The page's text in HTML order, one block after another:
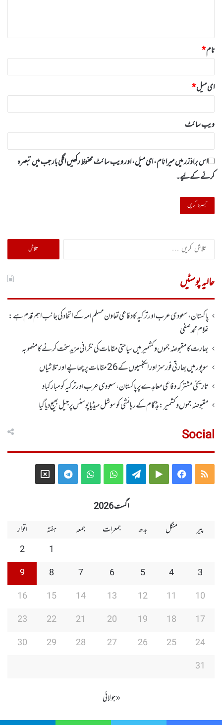
نام*
ای میل*
ویب‌ سائٹ
اس براؤزر میں میرا نام، ای میل، اور ویب سائٹ محفوظ رکھیں اگلی بار جب میں تبصرہ
کرنے کےلیے۔
تلاش
کریں
حالیہ پوسٹیں
پاکستان، سعودی عرب اور ترکیہ کا دفاعی تعاون مسلم امہ کے اتحاد کی جانب اہم قدم ہے:
غلام محمد صفی
بھارت کا مقبوضہ جموں وکشمیر میں سیاحتی مقامات کی نگرانی مزید سخت کرنے کا منصوبہ
سوپور میں بھارتی فورسز اورایجنسیوں کے 26 مقامات پر چھاپے اورتلاشیاں
تاریخی مشترکہ دفاعی معاہدے پر پاکستان، سعودی عرب اور ترکیہ کومبارکباد
مقبوضہ جموں وکشمیر:بڈگام کے رہائشی کو سوشل میڈیا پوسٹس پر جیل بھیج دیا گیا
Social
RSS
Facebook
Google
Telegram
WhatsApp
WhatsApp
Telegram
X
اگست 2026
پیر
منگل بدھ جمعرات جمعہ ہفتہ
اتوار
1
2
3
4
5
6
7
8
9
10
11
12
13
14
15
16
17
18
19
20
21
22
23
24
25
26
27
28
29
30
31
« جولائی